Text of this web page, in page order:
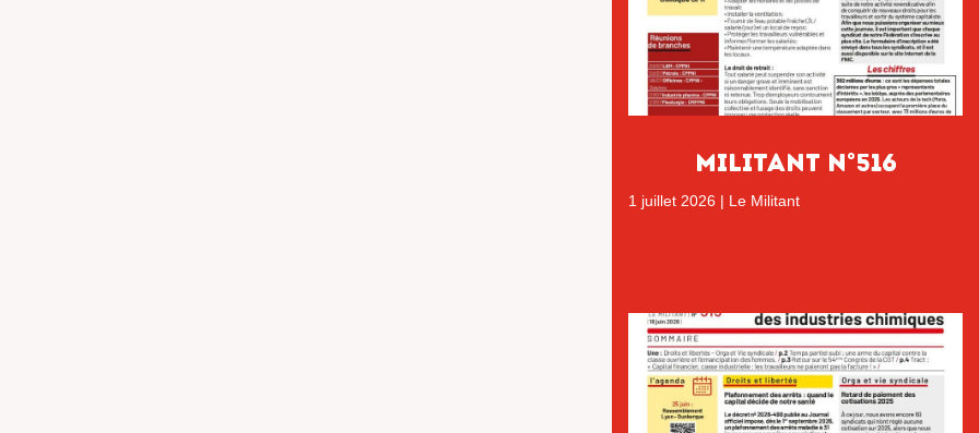
MILITANT N°516
1 juillet 2026 | Le Militant